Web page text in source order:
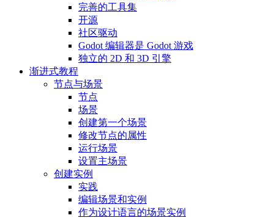
完善的工具集
开源
社区驱动
Godot 编辑器是 Godot 游戏
独立的 2D 和 3D 引擎
渐进式教程
节点与场景
节点
场景
创建第一个场景
修改节点的属性
运行场景
设置主场景
创建实例
实践
编辑场景和实例
作为设计语言的场景实例